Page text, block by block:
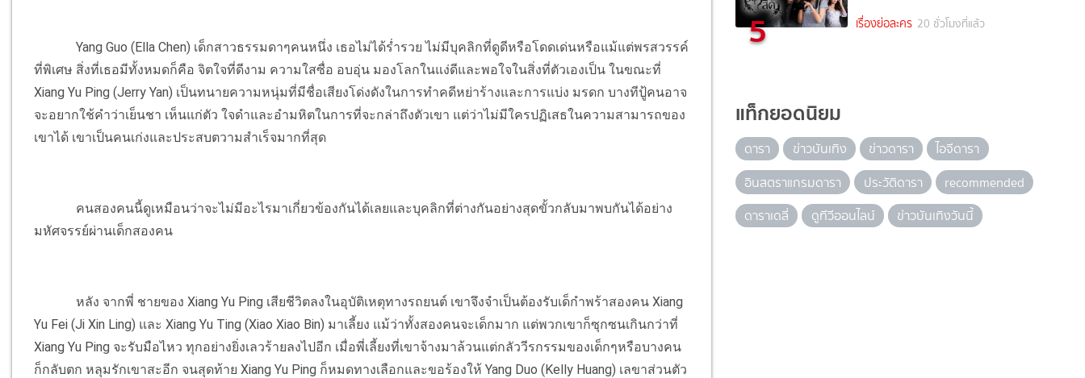
Yang Guo (Ella Chen) เด็กสาวธรรมดาๆคนหนึ่ง เธอไม่ได้ร่ำรวย ไม่มีบุคลิกที่ดูดีหรือโดดเด่นหรือแม้แต่พรสวรรค์
ที่พิเศษ สิ่งที่เธอมีทั้งหมดก็คือ จิตใจที่ดีงาม ความใสซื่อ อบอุ่น มองโลกในแง่ดีและพอใจในสิ่งที่ตัวเองเป็น ในขณะที่
Xiang Yu Ping (Jerry Yan) เป็นทนายความหนุ่มที่มีชื่อเสียงโด่งดังในการทำคดีหย่าร้างและการแบ่ง มรดก บางทีปู้คนอาจ
จะอยากใช้คำว่าเย็นชา เห็นแก่ตัว ใจดำและอำมหิตในการที่จะกล่าถึงตัวเขา แต่ว่าไม่มีใครปฏิเสธในความสามารถของ
เขาได้ เขาเป็นคนเก่งและประสบตวามสำเร็จมากที่สุด
คนสองคนนี้ดูเหมือนว่าจะไม่มีอะไรมาเกี่ยวข้องกันได้เลยและบุคลิกที่ต่างกันอย่างสุดขั้วกลับมาพบกันได้อย่าง
มหัศจรรย์ผ่านเด็กสองคน
หลัง จากพี่ ชายของ Xiang Yu Ping เสียชีวิตลงในอุบัติเหตุทางรถยนต์ เขาจึงจำเป็นต้องรับเด็กำพร้าสองคน Xiang
Yu Fei (Ji Xin Ling) และ Xiang Yu Ting (Xiao Xiao Bin) มาเลี้ยง แม้ว่าทั้งสองคนจะเด็กมาก แต่พวกเขาก็ซุกซนเกินกว่าที่
Xiang Yu Ping จะรับมือไหว ทุกอย่างยิ่งเลวร้ายลงไปอีก เมื่อพี่เลี้ยงที่เขาจ้างมาล้วนแต่กลัววีรกรรมของเด็กๆหรือบางคน
ก็กลับตก หลุมรักเขาสะอีก จนสุดท้าย Xiang Yu Ping ก็หมดทางเลือกและขอร้องให้ Yang Duo (Kelly Huang) เลขาส่วนตัว
5 เรื่องย่อละคร 20 ชั่วโมงที่แล้ว
แท็กยอดนิยม
ดารา ข่าวบันเทิง ข่าวดารา
ไอจีดารา
อินสตราแกรมดารา
ประวัติดารา
recommended
ดาราเดลี่
ดูทีวีออนไลน์ ข่าวบันเทิงวันนี้